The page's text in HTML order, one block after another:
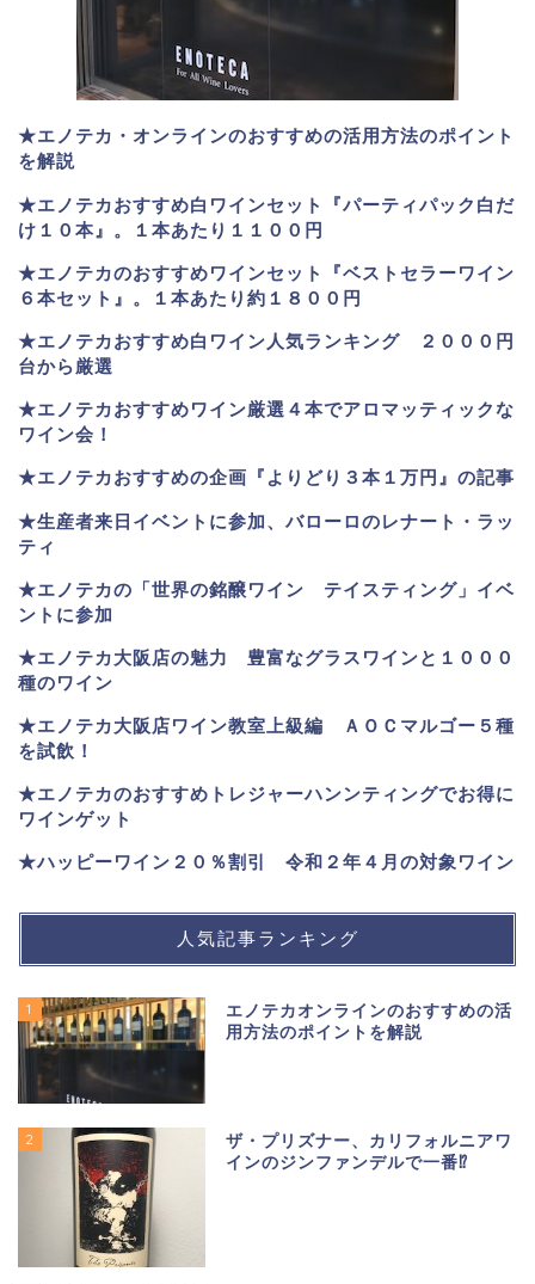
★エノテカ・オンラインのおすすめの活用方法のポイント
を解説
★エノテカおすすめ白ワインセット『パーティパック白だ
け１０本』。１本あたり１１００円
★エノテカのおすすめワインセット『ベストセラーワイン
６本セット』。
１本あたり約１８００円
★エノテカおすすめ白ワイン人気ランキング ２０００円
台から厳選
★エノテカおすすめワイン厳選４本でアロマッティックな
ワイン会！
★エノテカおすすめの企画『よりどり３本１万円』の記事
★生産者来日イベントに参加、バローロのレナート・ラッ
ティ
★エノテカの「世界の銘醸ワイン テイスティング」イベ
ントに参加
★エノテカ大阪店の魅力 豊富なグラスワインと１０００
種のワイン
★エノテカ大阪店ワイン教室上級編 ＡＯＣマルゴー５種
を試飲！
★エノテカのおすすめトレジャーハンンティングでお得に
ワインゲット
★ハッピーワイン２０％割引 令和２年４月の対象ワイン
人気記事ランキング
1
エノテカオンラインのおすすめの活
用方法のポイントを解説
2
ザ・プリズナー、カリフォルニアワ
インのジンファンデルで一番⁉